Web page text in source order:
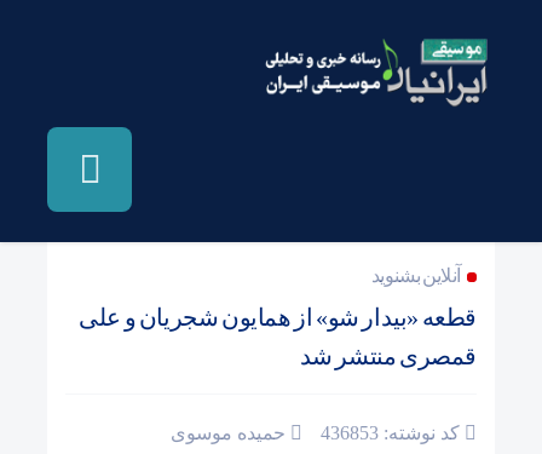
آنلاین بشنوید
قطعه «بیدار شو» از همایون شجریان و علی
قمصری منتشر شد
کد نوشته: 436853
حمیده موسوی